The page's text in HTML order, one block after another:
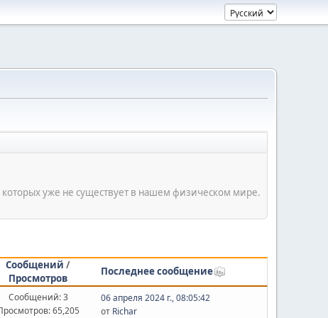
уже не существует в нашем физическом мире.
Сообщений /
Просмотров
Последнее сообщение
Сообщений: 3
65,205
06 апреля 2024 г., 08:05:42
от Richar